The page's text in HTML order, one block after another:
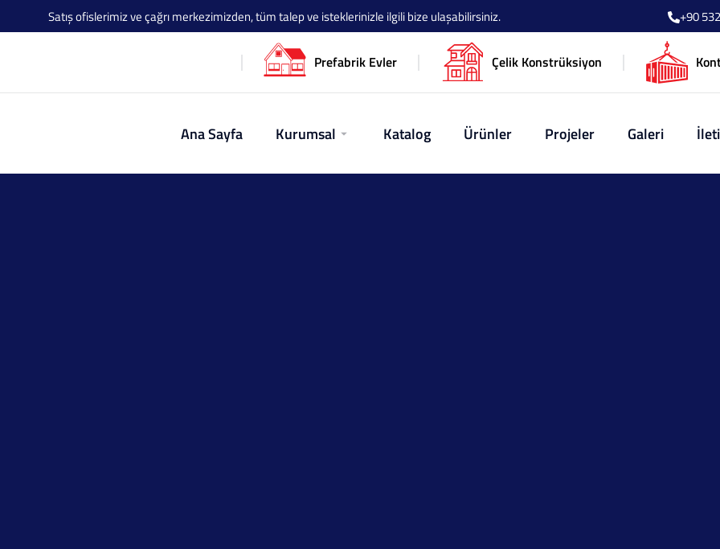
Satış ofislerimiz ve çağrı merkezimizden, tüm talep ve isteklerinizle ilgili bize ulaşabilirsiniz. +90
Prefabrik Evler Çelik Konstrüksiyon
Ana Sayfa Kurumsal Katalog Ürünler Projeler Galeri